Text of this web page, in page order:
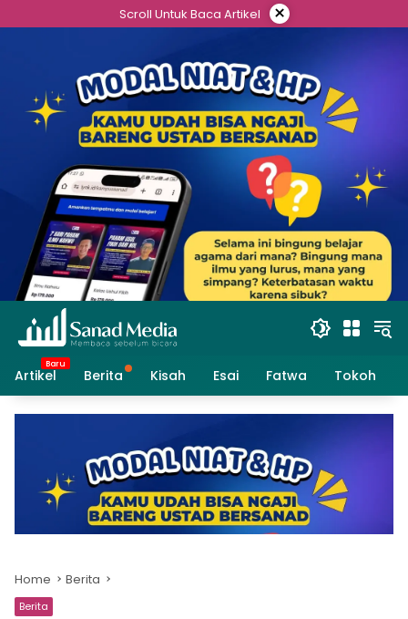
to
Scroll Untuk Baca Artikel ×
Artikel Berita Kisah Esai Fatwa Tokoh
Home Berita
Berita